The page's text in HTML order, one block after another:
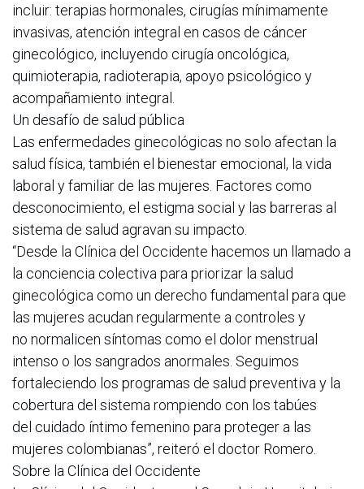
incluir: terapias hormonales, cirugías mínimamente
invasivas, atención integral en casos de cáncer
ginecológico, incluyendo cirugía oncológica,
quimioterapia, radioterapia, apoyo psicológico y
acompañamiento integral.
Un desafío de salud pública
Las enfermedades ginecológicas no solo afectan la
salud física, también el bienestar emocional, la vida
laboral y familiar de las mujeres. Factores como
desconocimiento, el estigma social y las barreras al
sistema de salud agravan su impacto.
“Desde la Clínica del Occidente hacemos un llamado a
la conciencia colectiva para priorizar la salud
ginecológica como un derecho fundamental para que
las mujeres acudan regularmente a controles y
no normalicen síntomas como el dolor menstrual
intenso o los sangrados anormales. Seguimos
fortaleciendo los programas de salud preventiva y la
cobertura del sistema rompiendo con los tabúes
del cuidado íntimo femenino para proteger a las
mujeres colombianas”, reiteró el doctor Romero.
Sobre la Clínica del Occidente